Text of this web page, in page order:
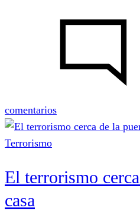
comentariosen
Estatuari
otra
Terrorismo
El terrorismo
casa